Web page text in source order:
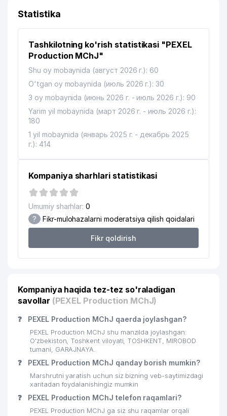
Statistika
Tashkilotning ko'rish statistikasi "PEXEL
Production MChJ"
Shu oy mobaynida (август 2026 г.): 60
O'tgan oy mobaynida (июль 2026 г.): 30
3 oy mobaynida (июнь 2026 г. - июль 2026 г.): 90
Yarim yil mobaynida (март 2026 г. - июль 2026 г.):
180
1 yil mobaynida (январь 2025 г. - декабрь 2025
г.): 414
Kompaniya sharhlari statistikasi
Umumiy sharhlar: 0
? Fikr-mulohazalarni moderatsiya qilish qoidalari
Fikr qoldirish
Kompaniya haqida tez-tez so'raladigan
savollar (PEXEL Production MChJ)
❓ PEXEL Production MChJ qaerda joylashgan?
PEXEL Production MChJ shu manzilda joylashgan:
O'zbekiston, Toshkent viloyati, TOSHKENT, MIROBOD
tumani, GARAJNAYA.
❓ PEXEL Production MChJ qanday borish mumkin?
Marshrutni yaratish uchun siz bizning veb-saytimizdagi
xaritadan foydalanishingiz mumkin
❓ PEXEL Production MChJ telefon raqamlari?
PEXEL Production MChJ ga siz shu raqamlar orqali